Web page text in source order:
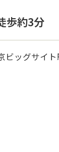
歩約3分
ビッグサイト